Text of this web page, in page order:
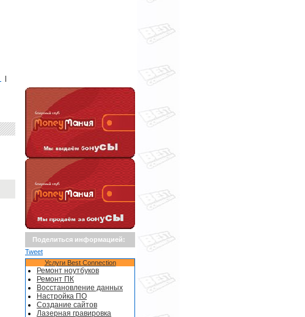
|
Поделиться информацией:
Tweet
Услуги Best Connection
Ремонт ноутбуков
Ремонт ПК
Восстановление данных
Настройка ПО
Создание сайтов
Лазерная гравировка